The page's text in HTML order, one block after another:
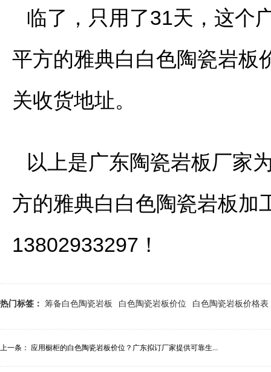
临了，只用了31天，这个
平方的雅典白白色陶瓷岩板
关收货地址。
以上是广东陶瓷岩板厂家
方的雅典白白色陶瓷岩板加
13802933297！
热门标签： 筹备白色陶瓷岩板 白色陶瓷岩板价位 白色陶瓷岩板价格表
上一条： 应用橱柜的白色陶瓷岩板价位？广东拟订厂家提供可靠生...